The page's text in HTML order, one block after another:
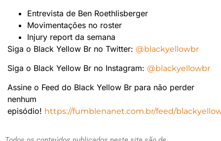
Entrevista de Ben Roethlisberger
Movimentações no roster
Injury report da semana
Siga o Black Yellow Br no Twitter: @blackyellowbr
Siga o Black Yellow Br no Instagram: @blackyellowbr
Assine o Feed do Black Yellow Br para não perder
nenhum
episódio! https://fumblenanet.com.br/feed/